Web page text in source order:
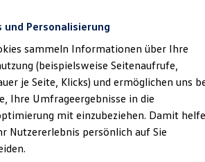
Class bei Volkswagen
Gewinn
Inhalte auf dieser Seite ist die Tarnow-
(Impressum & Rechtliches)
13, 63263 Neu-Isenburg
und Personalisierung
sammeln Informationen über Ihre
(beispielsweise Seitenaufrufe,
je Seite, Klicks) und ermöglichen uns
Ihre Umfrageergebnisse in die
mit einzubeziehen. Damit
Nutzererlebnis persönlich auf Sie